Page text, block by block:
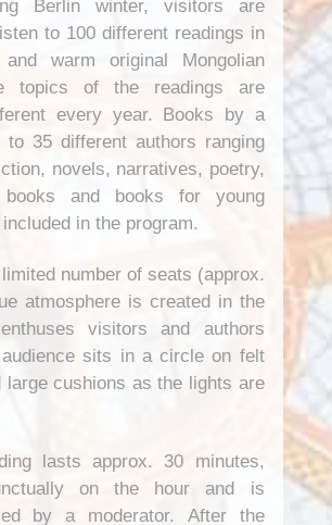
Berlin winter, visitors are
to 100 different readings in
warm original Mongolian
topics of the readings are
every year. Books by a
35 different authors ranging
novels, narratives, poetry,
books and books for young
in the program.
number of seats (approx.
atmosphere is created in the
visitors and authors
sits in a circle on felt
large cushions as the lights are
lasts approx. 30 minutes,
on the hour and is
by a moderator. After the